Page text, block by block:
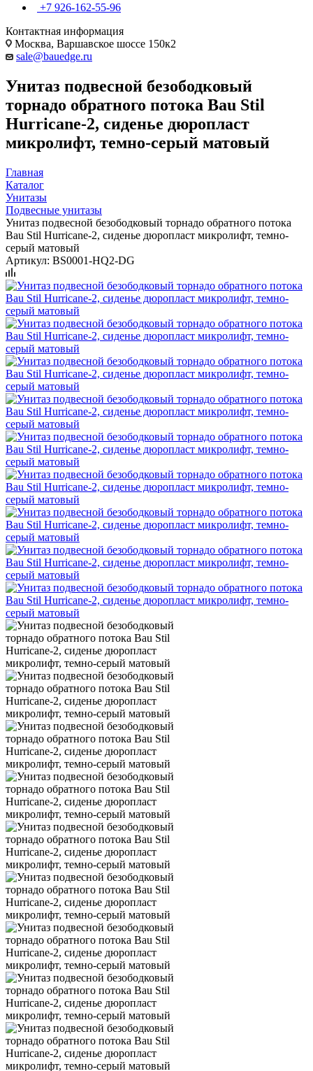
+7 926-162-55-96
Контактная информация
Москва, Варшавское шоссе 150к2
sale@bauedge.ru
Унитаз подвесной безободковый
торнадо обратного потока Bau Stil
Hurricane-2, сиденье дюропласт
микролифт, темно-серый матовый
Главная
Каталог
Унитазы
Подвесные унитазы
Унитаз подвесной безободковый торнадо обратного потока
Bau Stil Hurricane-2, сиденье дюропласт микролифт, темно-
серый матовый
Артикул: BS0001-HQ2-DG